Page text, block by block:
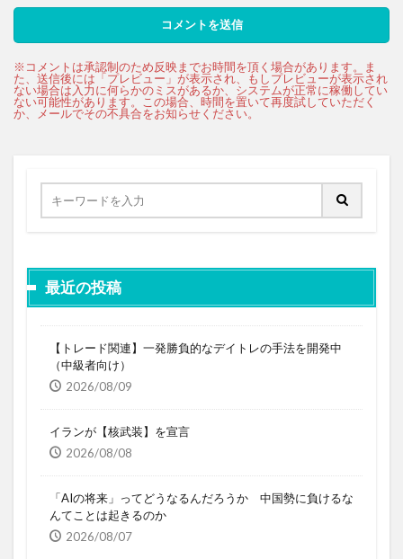
最近の投稿
【トレード関連】一発勝負的なデイトレの手法を開発中
（中級者向け）
2026/08/09
イランが【核武装】を宣言
2026/08/08
「AIの将来」ってどうなるんだろうか 中国勢に負けるな
んてことは起きるのか
2026/08/07